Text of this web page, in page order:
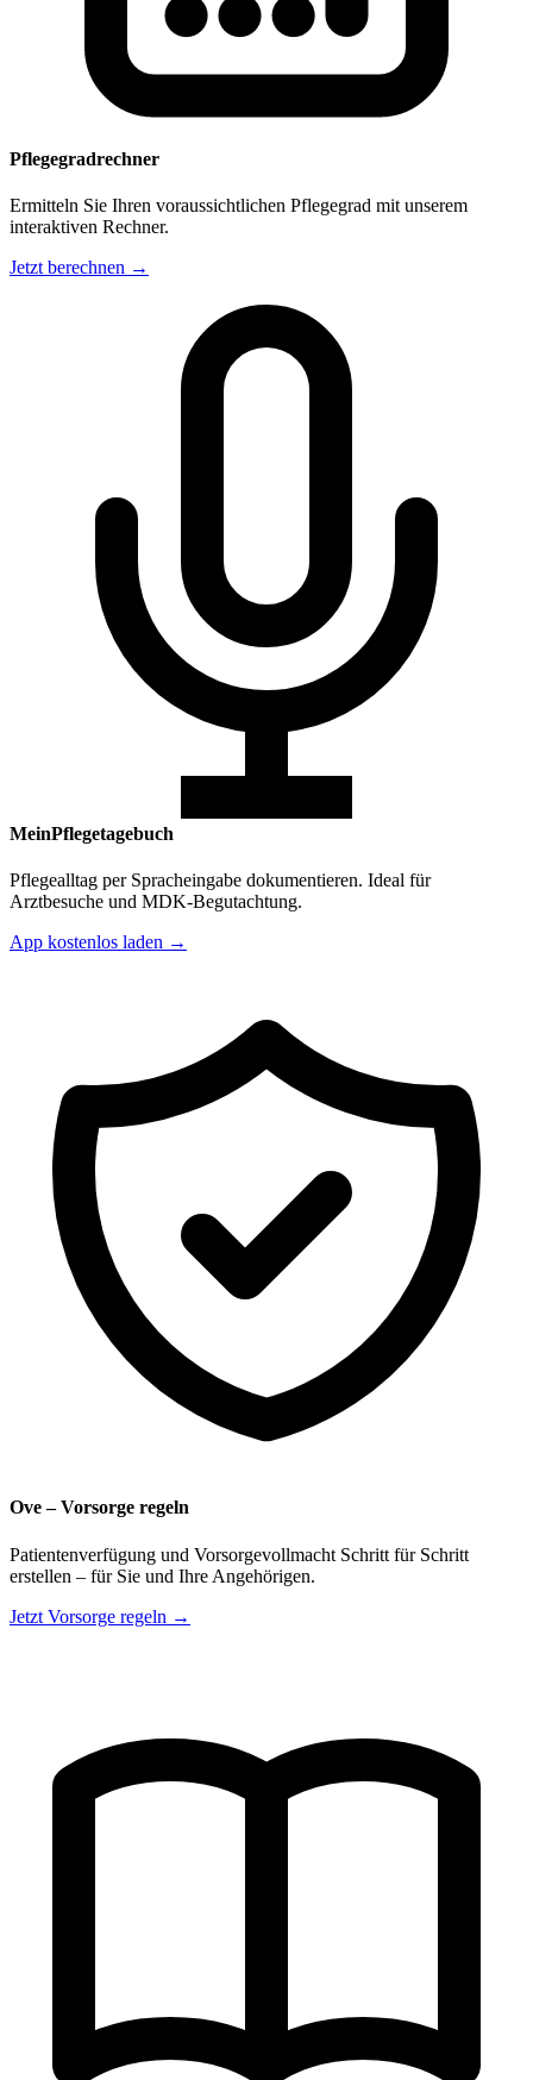
Pflegegradrechner
Ermitteln Sie Ihren voraussichtlichen Pflegegrad mit unserem
interaktiven Rechner.
Jetzt berechnen →
MeinPflegetagebuch
Pflegealltag per Spracheingabe dokumentieren. Ideal für
Arztbesuche und MDK-Begutachtung.
App kostenlos laden →
Ove – Vorsorge regeln
Patientenverfügung und Vorsorgevollmacht Schritt für Schritt
erstellen – für Sie und Ihre Angehörigen.
Jetzt Vorsorge regeln →